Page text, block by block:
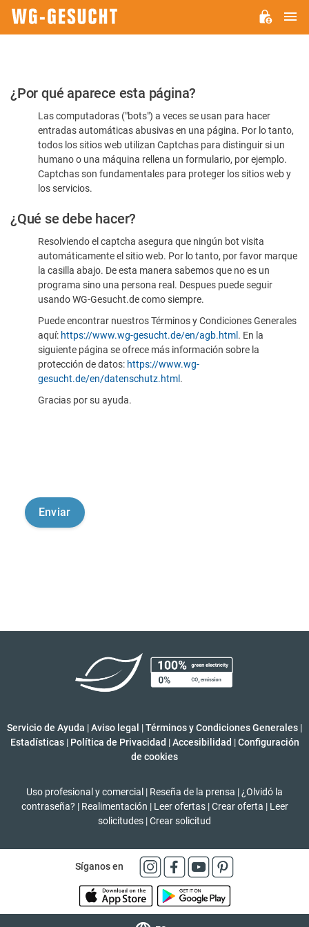
Por
favor,
confirme
humano
¿Por qué aparece esta página?
Las computadoras ("bots") a veces se usan para hacer
entradas automáticas abusivas en una página. Por lo tanto,
todos los sitios web utilizan Captchas para distinguir si un
humano o una máquina rellena un formulario, por ejemplo.
Captchas son fundamentales para proteger los sitios web y
los servicios.
¿Qué se debe hacer?
Resolviendo el captcha asegura que ningún bot visita
automáticamente el sitio web. Por lo tanto, por favor marque
la casilla abajo. De esta manera sabemos que no es un
programa sino una persona real. Despues puede seguir
usando WG-Gesucht.de como siempre.
Puede encontrar nuestros Términos y Condiciones Generales
aquí: https://www.wg-gesucht.de/en/agb.html . En la
siguiente página se ofrece más información sobre la
protección de datos: https://www.wg-
gesucht.de/en/datenschutz.html .
Gracias por su ayuda.
Servicio de Ayuda |Aviso legal |Términos y Condiciones Generales |
Estadísticas | Política de Privacidad | Accesibilidad | Configuración
de cookies
Uso profesional y comercial | Reseña de la prensa | ¿Olvidó la
contraseña? | Realimentación | Leer ofertas | Crear oferta | Leer
solicitudes |Crear solicitud
Síganos en